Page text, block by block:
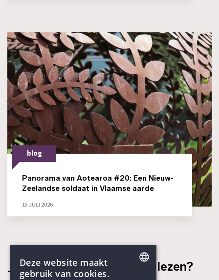
blog
Panorama van Aotearoa #20: Een Nieuw-
Zeelandse soldaat in Vlaamse aarde
15 JULI 2026
_Misschien ook leuk om te lezen?
Deze website maakt
gebruik van cookies.